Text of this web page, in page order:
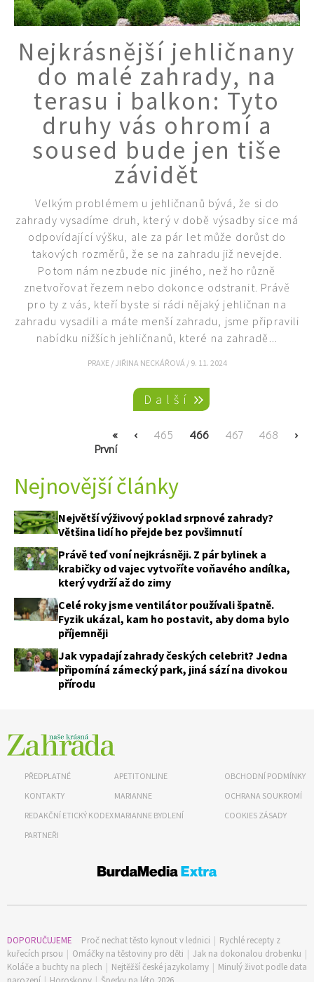
Nejkrásnější jehličnany
do malé zahrady, na
terasu i balkon: Tyto
druhy vás ohromí a
soused bude jen tiše
závidět
Velkým problémem u jehličnanů bývá, že si do
zahrady vysadíme druh, který v době výsadby sice má
odpovídající výšku, ale za pár let může dorůst do
takových rozměrů, že se na zahradu již nevejde.
Potom nám nezbude nic jiného, než ho různě
znetvořovat řezem nebo dokonce odstranit. Právě
pro ty z vás, kteří byste si rádi nějaký jehličnan na
zahradu vysadili a máte menší zahradu, jsme připravili
nabídku nižších jehličnanů, které na zahradě...
PRAXE / JIŘINA NECKÁŘOVÁ / 9. 11. 2024
Pagination
Další
First
page
«
První
Previous
‹ Page
465
Current
466 Page
467 Page
468 ›
Nejnovější články
Největší výživový poklad srpnové zahrady?
Většina lidí ho přejde bez povšimnutí
Právě teď voní nejkrásněji. Z pár bylinek a
krabičky od vajec vytvoříte voňavého andílka,
který vydrží až do zimy
Celé roky jsme ventilátor používali špatně.
Fyzik ukázal, kam ho postavit, aby doma bylo
příjemněji
Jak vypadají zahrady českých celebrit? Jedna
připomíná zámecký park, jiná sází na divokou
přírodu
PŘEDPLATNÉ
KONTAKTY
REDAKČNÍ ETICKÝ KODEX
PARTNEŘI
APETITONLINE
MARIANNE
MARIANNE BYDLENÍ
OBCHODNÍ PODMÍNKY
OCHRANA SOUKROMÍ
COOKIES ZÁSADY
DOPORUČUJEME Proč nechat těsto kynout v lednici | Rychlé recepty z
kuřecích prsou | Omáčky na těstoviny pro děti | Jak na dokonalou drobenku |
Koláče a buchty na plech | Nejtěžší české jazykolamy | Minulý život podle data